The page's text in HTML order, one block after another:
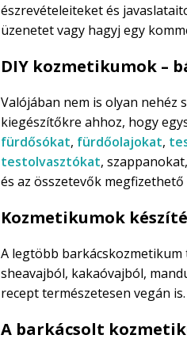
észrevételeiteket és
üzenetet vagy hagyj egy
DIY kozmetikumok –
Valójában nem is olyan nehéz
kiegészítőkre ahhoz, hogy
fürdősókat, fürdőolajokat,
testolvasztókat, szappanokat,
és az összetevők
Kozmetikumok
A legtöbb
sheavajból, kakaóvajból,
recept természetesen vegán is.
A barkácsolt